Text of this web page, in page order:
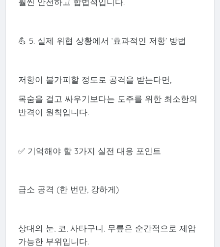
💪 5. 실제 위협 상황에서 ‘효과적인 저항’ 방법
저항이 불가피할 정도로 공격을 받는다면,
목숨을 걸고 싸우기보다는 도주를 위한 최소한의
반격이 원칙입니다.
✅ 기억해야 할 3가지 실전 대응 포인트
급소 공격 (한 번만, 강하게)
상대의 눈, 코, 사타구니, 무릎은 순간적으로 제압
가능한 부위입니다.